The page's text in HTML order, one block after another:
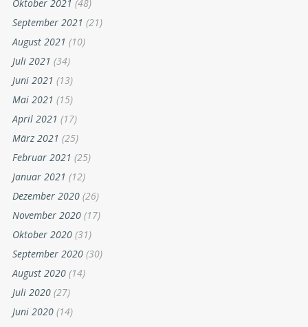
Juli 2022(27)
Juni 2022(18)
Mai 2022(35)
April 2022(26)
März 2022 (37)
Februar 2022(28)
Januar 2022(19)
Dezember 2021
November 2021(33)
Oktober 2021 (48)
September 2021(21)
August 2021(10)
Juli 2021(34)
Juni 2021(13)
Mai 2021(15)
April 2021(17)
März 2021 (25)